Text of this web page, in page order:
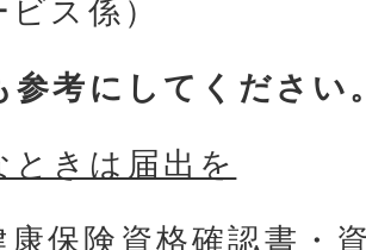
ス係）
参考にしてください
ときは届出を
康保険資格確認書・